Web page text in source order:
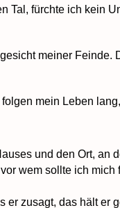
Tal, fürchte ich kein
meiner Feinde.
mein Leben
und den Ort, an
wem sollte ich
er zusagt, das hält er